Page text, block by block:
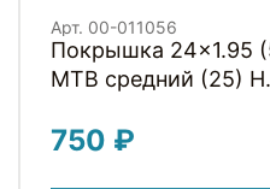
Арт. 00-011056
Покрышка 24x1.95 (53-507) 00-011056
MTB средний (25)
750 ₽